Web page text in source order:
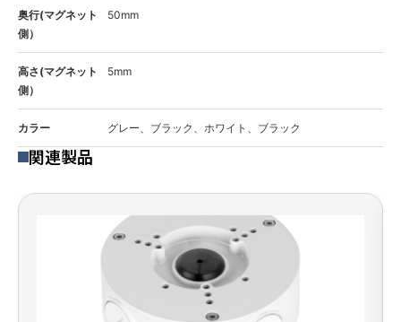
奥行(マグネット
側）
50mm
高さ(マグネット
側）
5mm
カラー グレー、ブラック、ホワイト、ブラック
関連製品